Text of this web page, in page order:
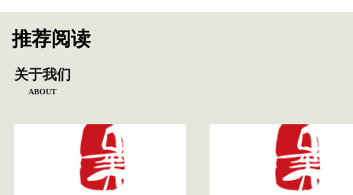
推荐阅读
关于我们
ABOUT